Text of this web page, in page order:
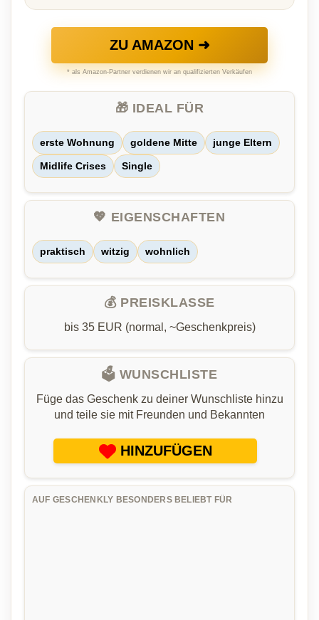
ZU AMAZON ➜
* als Amazon-Partner verdienen wir an qualifizierten Verkäufen
🎁 IDEAL FÜR
erste Wohnung goldene Mitte junge Eltern
Midlife Crises Single
💖 EIGENSCHAFTEN
praktisch witzig wohnlich
💰 PREISKLASSE
bis 35 EUR (normal, ~Geschenkpreis)
🗳️ WUNSCHLISTE
Füge das Geschenk zu deiner Wunschliste hinzu
und teile sie mit Freunden und Bekannten
HINZUFÜGEN
AUF GESCHENKLY BESONDERS BELIEBT FÜR